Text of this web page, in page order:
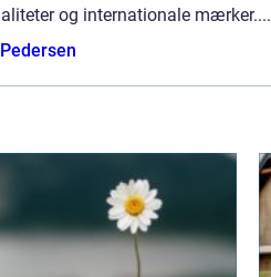
og internationale mærker....